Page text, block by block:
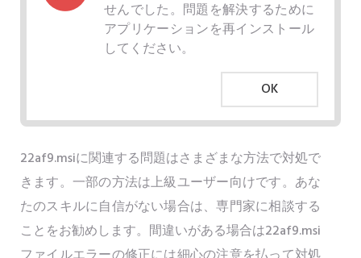
せんでした。問題を解決するために
アプリケーションを再インストール
してください。
OK
22af9.msiに関連する問題はさまざまな方法で対処で
きます。一部の方法は上級ユーザー向けです。あな
たのスキルに自信がない場合は、専門家に相談する
ことをお勧めします。間違いがある場合は22af9.msi